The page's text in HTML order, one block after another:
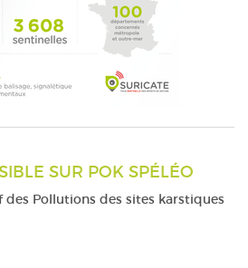
SUR POK SPÉLÉO
Pollutions des sites karstiques